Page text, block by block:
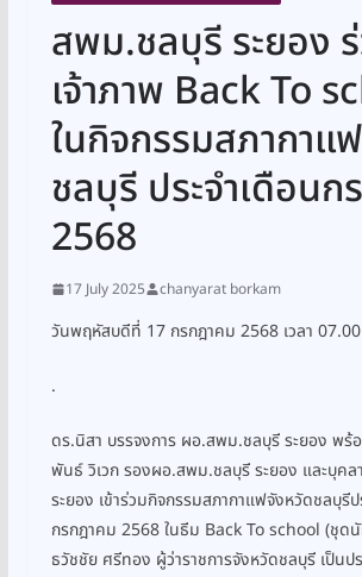
สพม.ชลบุรี ระยอง
เจ้าภาพ Back To
ในกิจกรรมสภากาแ
ชลบุรี ประจำเดือนก
2568
17 July 2025 chanyarat borkam
วันพฤหัสบดีที่ 17 กรกฎาคม 2568 เวลา
.
ดร.นิสา บรรจงการ ผอ.สพม.ชลบุรี ระยอง พร้
พันธ์ วิเวก รองผอ.สพม.ชลบุรี ระยอง และบุค
ระยอง เข้าร่วมกิจกรรมสภากาแฟจังหวัดชลบุรีป
กรกฎาคม 2568 ในธีม Back To school (ชุด
ธวัชชัย ศรีทอง ผู้ว่าราชการจังหวัดชลบุรี เป็น